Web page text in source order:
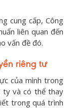
cung cấp, Công
liên quan đến
vấn đề đó.
riêng tư
của mình trong
ty và có thể thay
trong quá trình